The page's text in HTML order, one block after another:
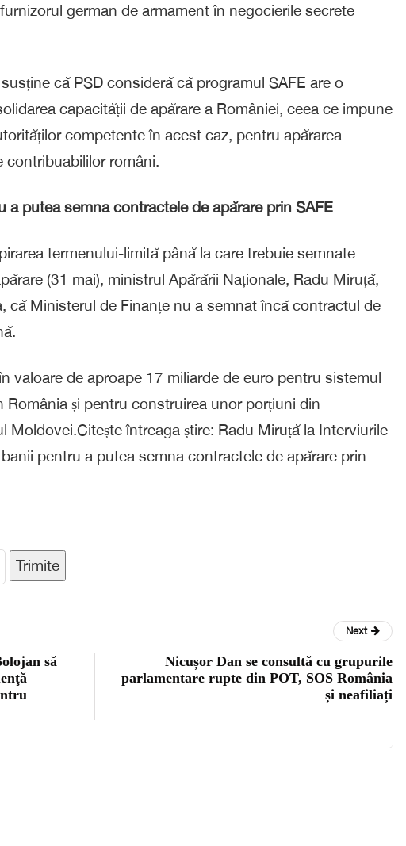
german de armament în negocierile secrete
că PSD consideră că programul SAFE are o
capacității de apărare a României, ceea ce impune
competente în acest caz, pentru apărarea
contribuabililor români.
a putea semna contractele de apărare prin SAFE
termenului-limită până la care trebuie semnate
(31 mai), ministrul Apărării Naționale, Radu Miruță,
că Ministerul de Finanțe nu a semnat încă contractul de
valoare de aproape 17 miliarde de euro pentru sistemul
România și pentru construirea unor porțiuni din
Moldovei.Citește întreaga știre: Radu Miruță la Interviurile
pentru a putea semna contractele de apărare prin
Trimite
să
Next
Nicușor Dan se consultă cu grupurile
parlamentare rupte din POT, SOS România
și neafiliați